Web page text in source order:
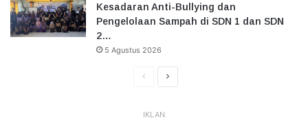
Kesadaran Anti-Bullying dan
Pengelolaan Sampah di SDN 1 dan SDN
2…
5 Agustus 2026
HalamanHalaman
IKLAN